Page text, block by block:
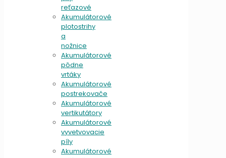
reťazové
Akumulátorové
plotostrihy
a
nožnice
Akumulátorové
pôdne
vrtáky
Akumulátorové
postrekovače
Akumulátorové
vertikutátory
Akumulátorové
vyvetvovacie
píly
Akumulátorové